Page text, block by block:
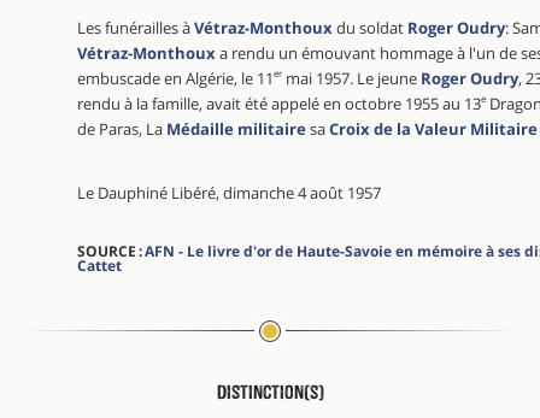
Les funérailles àVétraz-Monthouxdu soldat Roger Oudry:
Vétraz-Monthouxa rendu un émouvant hommage à l'un de
embuscade en Algérie, le 11 er mai 1957. Le jeune Roger Oudry,
rendu à la famille, avait été appelé en octobre 1955 au 13e
de Paras, La Médaille militairesaCroix de la Valeur Militaire
Le Dauphiné Libéré, dimanche 4 août 1957
SOURCE :AFN - Le livre d'or de Haute-Savoie en mémoire à ses
Cattet
Distinction(s)